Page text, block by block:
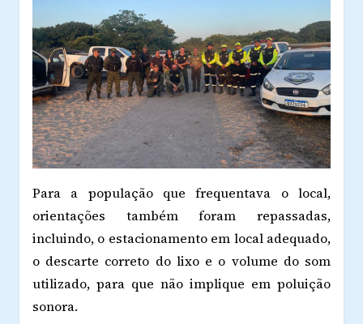
Para a população que frequentava o local,
orientações também foram repassadas,
incluindo, o estacionamento em local adequado,
o descarte correto do lixo e o volume do som
utilizado, para que não implique em poluição
sonora.